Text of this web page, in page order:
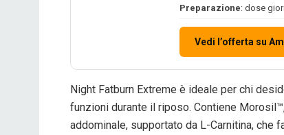
Preparazione: dose
Vedi l’offerta su
Night Fatburn Extreme è ideale per chi
funzioni durante il riposo. Contiene
addominale, supportato da L-Carnitina, che